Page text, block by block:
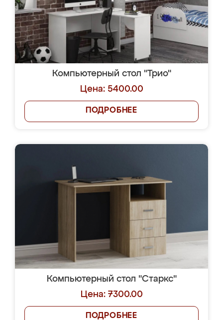
Компьютерный стол "Трио"
Цена: 5400.00
ПОДРОБНЕЕ
Компьютерный стол "Старкс"
Цена: 7300.00
ПОДРОБНЕЕ